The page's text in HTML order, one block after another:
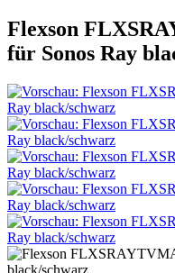
Flexson
für Sonos Ray